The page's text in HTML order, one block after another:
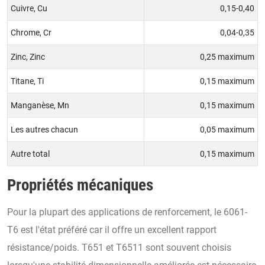
Cuivre, Cu 0,15-0,40
Chrome, Cr 0,04-0,35
Zinc, Zinc 0,25 maximum
Titane, Ti 0,15 maximum
Manganèse, Mn 0,15 maximum
Les autres chacun 0,05 maximum
Autre total 0,15 maximum
Propriétés mécaniques
Pour la plupart des applications de renforcement, le 6061-
T6 est l'état préféré car il offre un excellent rapport
résistance/poids. T651 et T6511 sont souvent choisis